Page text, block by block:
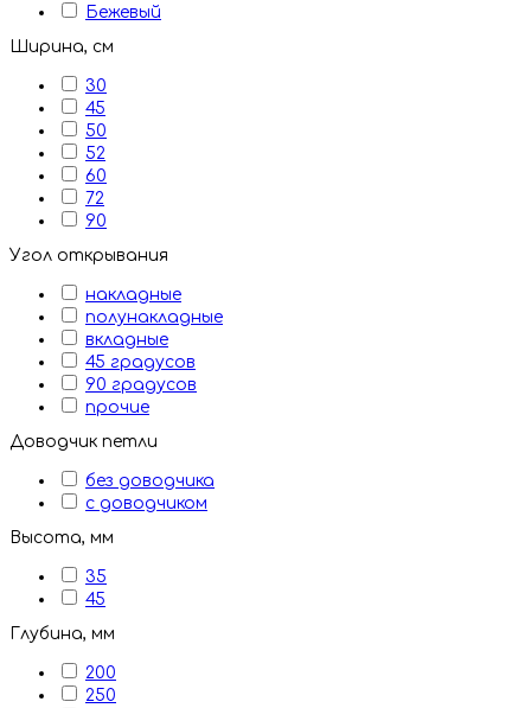
Бежевый
Ширина, см
30
45
50
52
60
72
90
Угол открывания
накладные
полунакладные
вкладные
45 градусов
90 градусов
прочие
Доводчик петли
без доводчика
с доводчиком
Высота, мм
35
45
Глубина, мм
200
250